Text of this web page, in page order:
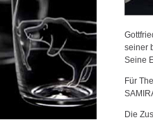
seiner
Seine
Für
Die